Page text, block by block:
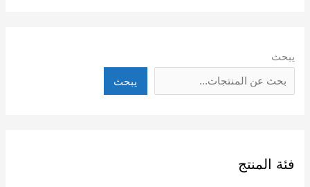
يبحث
يبحث
فئة المنتج